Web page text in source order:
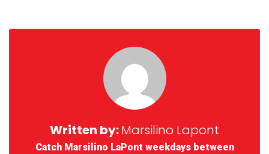
Written by:Marsilino Lapont
Catch Marsilino LaPont weekdays between